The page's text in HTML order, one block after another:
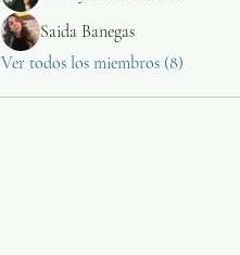
Saida Banegas
Ver todos los miembros (8)